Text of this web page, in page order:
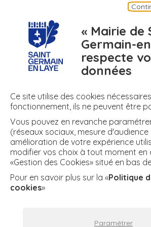
« Mairie de
Germain-
respecte
données
Ce site utilise des cookies
fonctionnement, ils ne peuvent être
Vous pouvez en revanche
(réseaux sociaux, mesure
amélioration de votre expérience
modifier vos choix à tout moment en
«Gestion des Cookies» situé en bas
Pour en savoir plus sur la «Politique
cookies»
Paramétrer
numero meteo
Météo
+ DE RÉSEAUX
facebook twitter instagram
Espace presse